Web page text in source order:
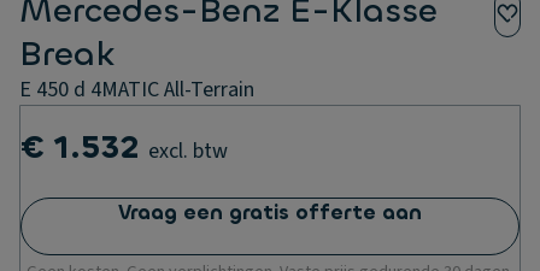
Mercedes-Benz E-Klasse
Break
E 450 d 4MATIC All-Terrain
€ 1.532 excl. btw
Vraag een gratis offerte aan